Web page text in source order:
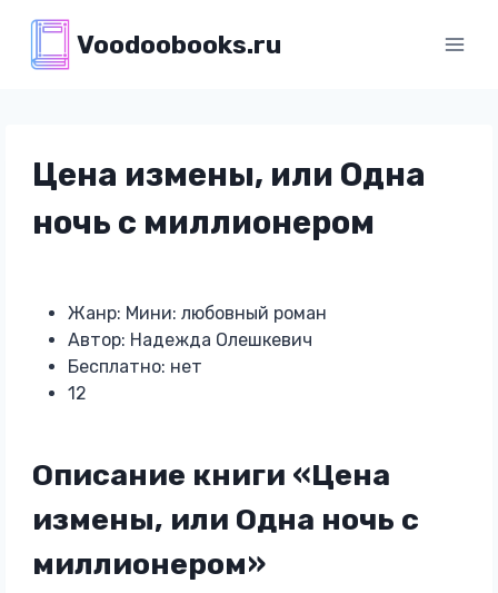
содержимому
Voodoobooks.ru
Цена измены, или Одна
ночь с миллионером
Жанр: Мини: любовный роман
Автор: Надежда Олешкевич
Бесплатно: нет
12
Описание книги «Цена
измены, или Одна ночь с
миллионером»